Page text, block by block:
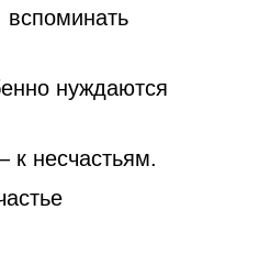
нуждаются
несчастьям.